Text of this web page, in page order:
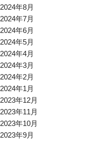
2024年8月
2024年7月
2024年6月
2024年5月
2024年4月
2024年3月
2024年2月
2024年1月
2023年12月
2023年11月
2023年10月
2023年9月